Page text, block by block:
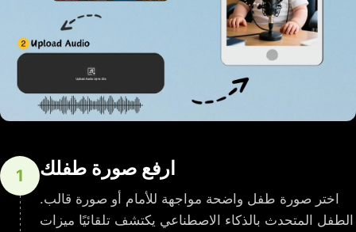
1 ارفع صورة طفلك
اختر صورة طفل واضحة مواجهة للأمام أو صورة قالب.
الطفل المتحدث بالذكاء الاصطناعي يكتشف تلقائيًا ميزات